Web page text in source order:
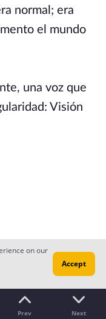
normal; era
el mundo
una voz que
Visión
Prev Next
on our
Accept